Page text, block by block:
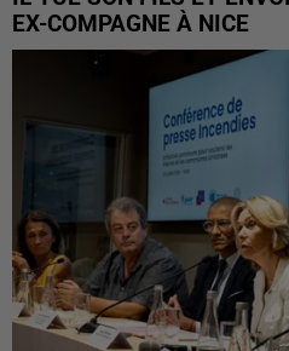
EX-COMPAGNE À NICE